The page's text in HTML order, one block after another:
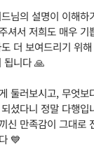
님의 설명이 이해하
셔서 저희도 매우 기
더 보여드리기 위
됩니다 🙏
둘러보시고, 무엇보
되셨다니 정말 다행
신 만족감이 그대로
💙